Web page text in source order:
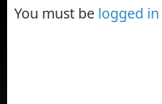
You must be logged in